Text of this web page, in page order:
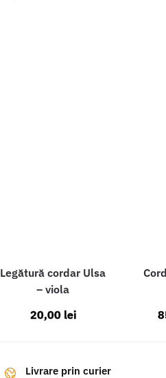
Legătură cordar Ulsa
– viola
20,00 lei
Livrare prin curier